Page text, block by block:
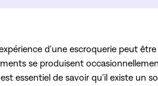
d'une escroquerie peut
se produisent
essentiel de savoir qu'il existe un